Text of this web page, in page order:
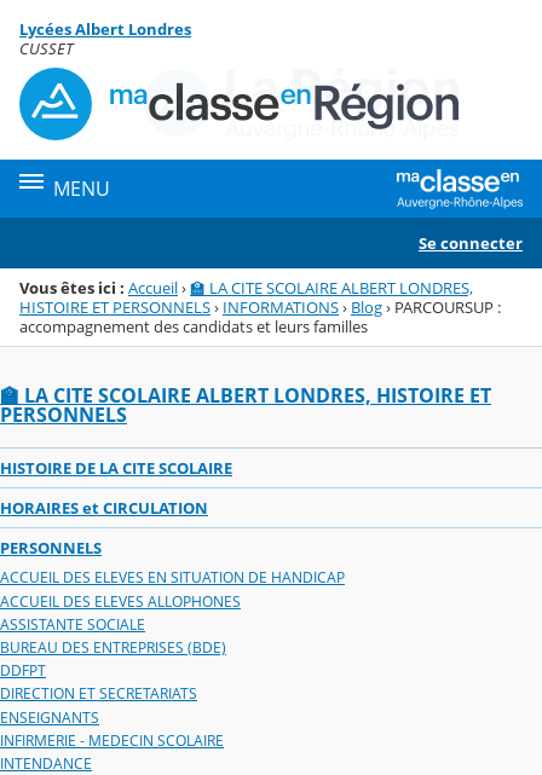
Menu de la rubrique
Contenu
Lycées Albert Londres
CUSSET
MENU
Se connecter
Vous êtes ici : Accueil›🏫 LA CITE SCOLAIRE ALBERT LONDRES,
HISTOIRE ET PERSONNELS› INFORMATIONS› Blog› PARCOURSUP :
accompagnement des candidats et leurs familles
🏫 LA CITE SCOLAIRE ALBERT LONDRES, HISTOIRE ET
PERSONNELS
HISTOIRE DE LA CITE SCOLAIRE
HORAIRES et CIRCULATION
PERSONNELS
ACCUEIL DES ELEVES EN SITUATION DE HANDICAP
ACCUEIL DES ELEVES ALLOPHONES
ASSISTANTE SOCIALE
BUREAU DES ENTREPRISES (BDE)
DDFPT
DIRECTION ET SECRETARIATS
ENSEIGNANTS
INFIRMERIE - MEDECIN SCOLAIRE
INTENDANCE